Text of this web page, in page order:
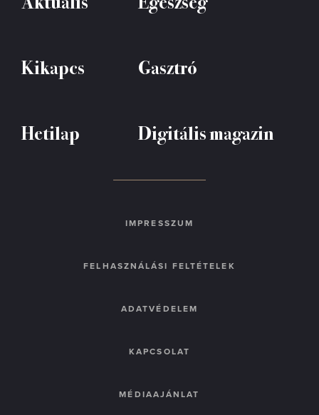
Kikapcs Gasztró
Hetilap Digitális magazin
IMPRESSZUM
FELHASZNÁLÁSI FELTÉTELEK
ADATVÉDELEM
KAPCSOLAT
MÉDIAAJÁNLAT